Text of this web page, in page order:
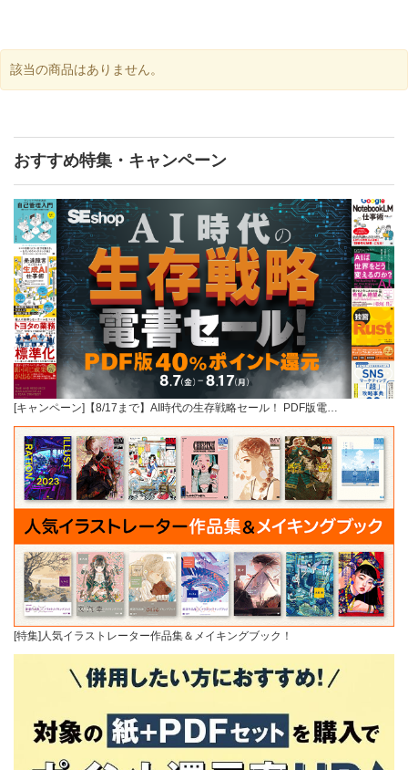
該当の商品はありません。
おすすめ特集・キャンペーン
[キャンペーン]【8/17まで】AI時代の生存戦略セール！ PDF版電…
[特集]人気イラストレーター作品集＆メイキングブック！